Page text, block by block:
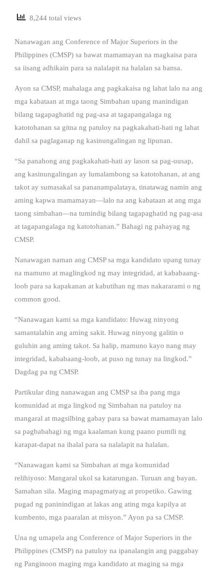
8,244 total views
Nanawagan ang Conference of Major Superiors in the
Philippines (CMSP) sa bawat mamamayan na magkaisa para
sa iisang adhikain para sa nalalapit na halalan sa bansa.
Ayon sa CMSP, mahalaga ang pagkakaisa ng lahat lalo na ang
mga kabataan at mga taong Simbahan upang manindigan
bilang tagapaghatid ng pag-asa at tagapangalaga ng
katotohanan sa gitna ng patuloy na pagkakahati-hati ng lahat
dahil sa paglaganap ng kasinungalingan ng lipunan.
“Sa panahong ang pagkakahati-hati ay lason sa pag-uusap,
ang kasinungalingan ay lumalambong sa katotohanan, at ang
takot ay sumasakal sa pananampalataya, tinatawag namin ang
aming kapwa mamamayan—lalo na ang kabataan at ang mga
taong simbahan—na tumindig bilang tagapaghatid ng pag-asa
at tagapangalaga ng katotohanan.” Bahagi ng pahayag ng
CMSP.
Nanawagan naman ang CMSP sa mga kandidato upang tunay
na mamuno at maglingkod ng may integridad, at kababaang-
loob para sa kapakanan at kabutihan ng mas nakararami o ng
common good.
“Nanawagan kami sa mga kandidato: Huwag ninyong
samantalahin ang aming sakit. Huwag ninyong galitin o
guluhin ang aming takot. Sa halip, mamuno kayo nang may
integridad, kababaang-loob, at puso ng tunay na lingkod.”
Dagdag pa ng CMSP.
Partikular ding nanawagan ang CMSP sa iba pang mga
komunidad at mga lingkod ng Simbahan na patuloy na
mangaral at magsilbing gabay para sa bawat mamamayan lalo
sa pagbabahagi ng mga kaalaman kung paano pumili ng
karapat-dapat na ihalal para sa nalalapit na halalan.
“Nanawagan kami sa Simbahan at mga komunidad
relihiyoso: Mangaral ukol sa katarungan. Turuan ang bayan.
Samahan sila. Maging mapagmatyag at propetiko. Gawing
pugad ng paninindigan at lakas ang ating mga kapilya at
kumbento, mga paaralan at misyon.” Ayon pa sa CMSP.
Una ng umapela ang Conference of Major Superiors in the
Philippines (CMSP) na patuloy na ipanalangin ang paggabay
ng Panginoon maging mga kandidato at maging sa mga